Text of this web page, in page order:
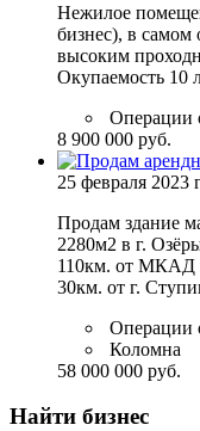
Нежилое
бизнес), в самом
высоким
Окупаемость 10
Операции
8 900 000 руб.
25 февраля 2023
Продам здание
2280м2 в г.
110км. от МКАД
30км. от г.
Операции
Коломна
58 000 000 руб.
Найти бизнес